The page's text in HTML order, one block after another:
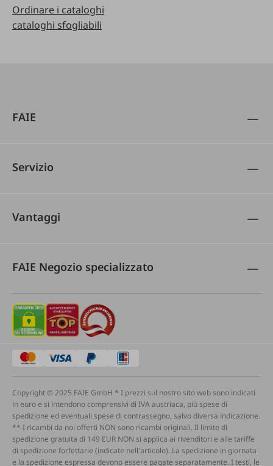
Ordinare i cataloghi
cataloghi sfogliabili
FAIE
Servizio
Vantaggi
FAIE Negozio specializzato
Copyright © 2025 FAIE GmbH * I prezzi sul nostro sito web sono indicati
in euro e si intendono comprensivi di IVA austriaca, più spese di
spedizione ed eventuali spese di contrassegno, salvo diversa indicazione.
** I ricambi da noi offerti NON sono ricambi originali. Il limite di
spedizione gratuita di 149 EUR NON si applica ai rivenditori e alle tariffe
di spedizione forfettarie (indicate nell'articolo). La spedizione in giornata
e la spedizione espressa devono essere pagate separatamente. I testi, le